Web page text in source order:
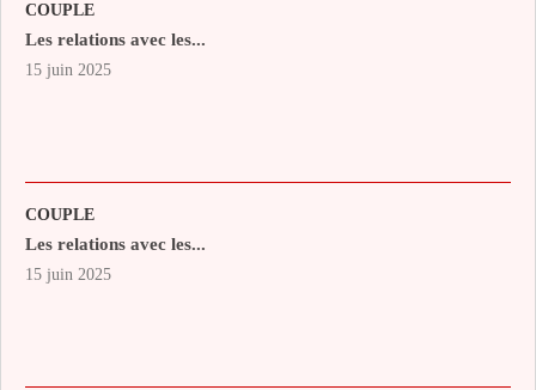
COUPLE
Les relations avec les...
15 juin 2025
COUPLE
Les relations avec les...
15 juin 2025